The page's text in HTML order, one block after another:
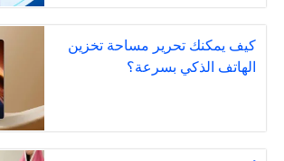
كيف يمكنك تحرير مساحة تخزين
الهاتف الذكي بسرعة؟